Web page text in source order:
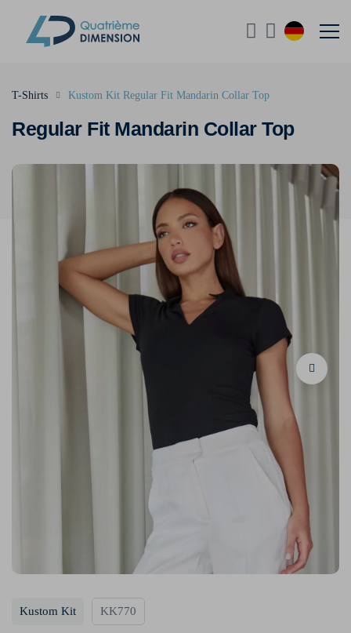
Regular Fit Mandarin Collar Top
T-Shirts Kustom Kit Regular Fit Mandarin Collar Top
Kustom Kit KK770